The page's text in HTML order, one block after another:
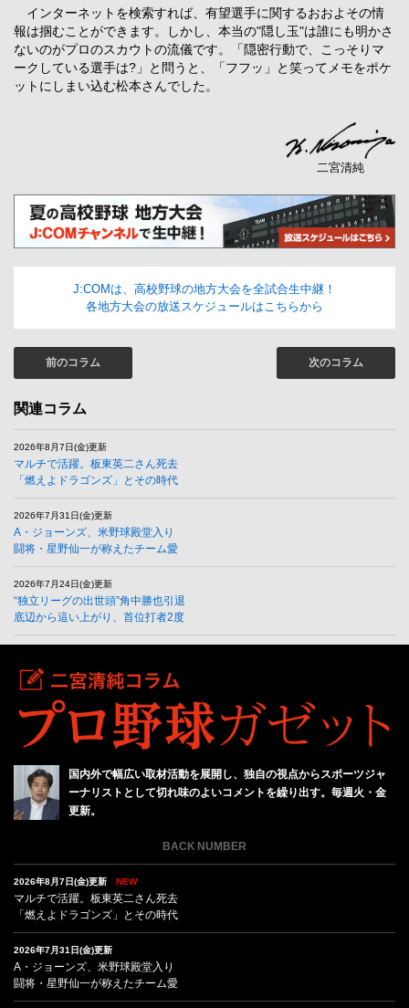
インターネットを検索すれば、有望選手に関するおおよその情
報は掴むことができます。しかし、本当の"隠し玉"は誰にも明かさ
ないのがプロのスカウトの流儀です。「隠密行動で、こっそりマ
ークしている選手は?」と問うと、「フフッ」と笑ってメモをポケ
ットにしまい込む松本さんでした。
二宮清純
J:COMは、高校野球の地方大会を全試合生中継！
各地方大会の放送スケジュールはこちらから
前のコラム 次のコラム
関連コラム
2026年8月7日(金)更新
マルチで活躍。板東英二さん死去
「燃えよドラゴンズ」とその時代
2026年7月31日(金)更新
A・ジョーンズ、米野球殿堂入り
闘将・星野仙一が称えたチーム愛
2026年7月24日(金)更新
“独立リーグの出世頭”角中勝也引退
底辺から這い上がり、首位打者2度
国内外で幅広い取材活動を展開し、独自の視点からスポーツジャ
ーナリストとして切れ味のよいコメントを繰り出す。毎週火・金
更新。
BACK NUMBER
2026年8月7日(金)更新 NEW
マルチで活躍。板東英二さん死去
「燃えよドラゴンズ」とその時代
2026年7月31日(金)更新
A・ジョーンズ、米野球殿堂入り
闘将・星野仙一が称えたチーム愛